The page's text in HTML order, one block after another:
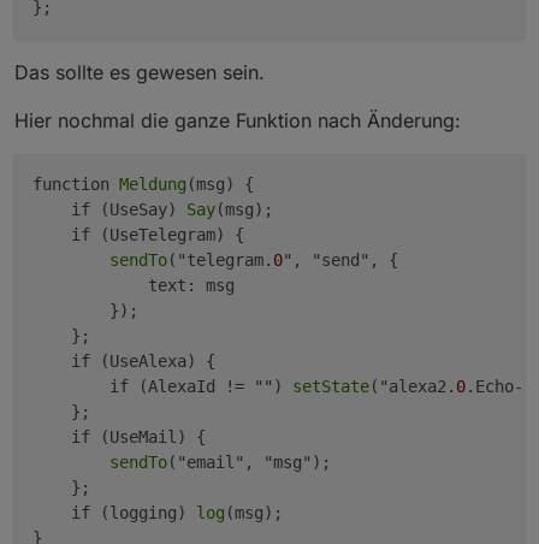
Das sollte es gewesen sein.
Hier nochmal die ganze Funktion nach Änderung:
function Meldung (msg) {
    if (UseSay)
Say(msg);
    if (UseTelegram) {
sendTo("telegram. 0", "send", {
            text: msg
        });
    };
    if (UseAlexa) {
        if (AlexaId != "")
setState("alexa2. 0.Echo-
    };
    if (UseMail) {
sendTo("email", "msg");
    };
    if (logging)
log (msg);
}